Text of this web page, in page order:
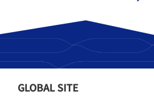
GLOBAL SITE